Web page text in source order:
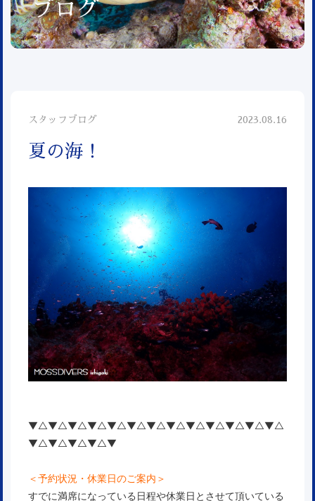
ブログ
スタッフブログ 2023.08.16
夏の海！
▼△▼△▼△▼△▼△▼△▼△▼△▼△▼△▼△▼△▼△
▼△▼△▼△▼△▼
＜予約状況・休業日のご案内＞
すでに満席になっている日程や休業日とさせて頂いている